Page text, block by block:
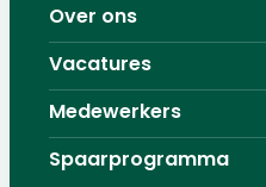
Over ons
Vacatures
Medewerkers
Spaarprogramma